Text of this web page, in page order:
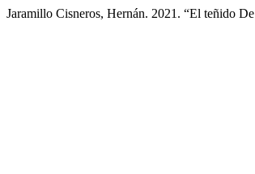
Jaramillo Cisneros, Hernán. 2021. “El teñido